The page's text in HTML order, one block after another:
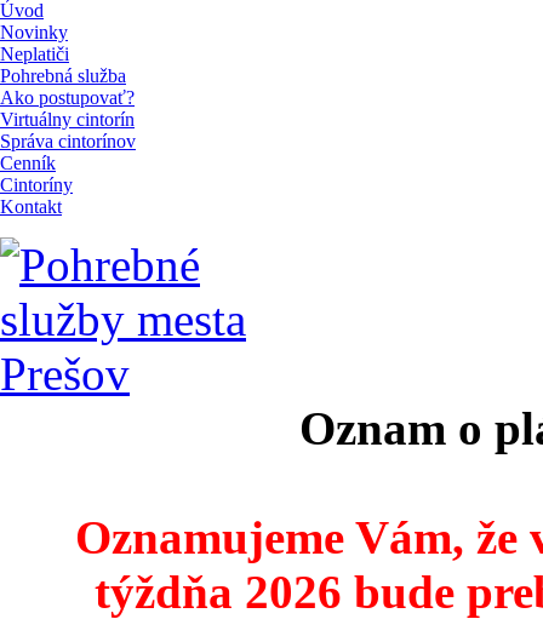
Úvod
Novinky
Neplatiči
Pohrebná služba
Ako postupovať?
Virtuálny cintorín
Správa cintorínov
Cenník
Cintoríny
Kontakt
Oznam o
Oznamujeme Vám,
týždňa 2026 bude